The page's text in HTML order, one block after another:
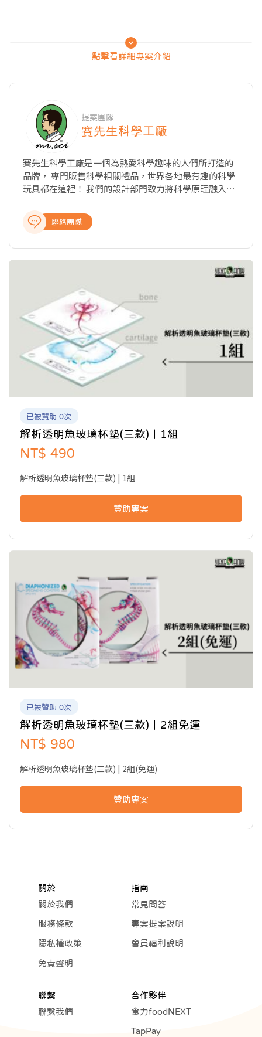
鰩
鰩
包括我們日常生活提及的魔鬼魚及其他鰩科生物，
合計有約560個物種，可分為13個科。
鰩總目跟鯊魚所屬的鯊總目同屬板鰓亞綱，兩者關係密切。
鰩總目物種的特徵在於其扁平的身體，巨大的胸鰭和頭部合而為
而五到六對的鰓裂則位於體部下方。
(來源:wikipedia)
海馬
海馬屬於輻鰭魚綱的魚類，是一種小型海洋動物，身長5-15厘米。
因頭部彎曲與體近直角而得名。
在希臘神話中，海馬被視作為海神的坐騎。
刺尾鯛
刺尾鯛
廣泛分布於除地中海外之熱帶及亞熱帶的海域。
體呈卵圓形或長橢圓形，側扁；尾柄細而有力。
口小，端位，具一列密生的門齒狀之齒或細長的刷毛狀齒。
體被小櫛鱗，有些固生於皮膚，使得表皮粗糙如砂紙，
故中文又名之 「粗皮鯛」；側線完整。
背鰭一枚，連續且基底長；尾鰭凹形、新月形或截形。
尾柄部有一至數枚之硬棘或骨板，有時退化或消失。
(來源:台灣魚類資料庫)
外型、成長過程等，都能透過透明魚標本解密。
色彩豔麗的透明魚標本你也心動了嗎？不仿來體驗這奇幻的奧秘
套組」及充滿奇幻美感的「透明魚標本製作套組」。
簡單上手、科學及美感都爆棚的DIY套組，兩款各有擁護者，
樣欲罷不能的奇妙過程及千變萬化的創作成果。​
注意事項PROJECT
NOTICE
點擊看詳細專案介紹
提案團隊
賽先生科學工厰
賽先生科學工廠是一個為熱愛科學趣味的人們所打造的
品牌， 專門販售科學相關禮品，世界各地最有趣的科學
玩具都在這裡！ 我們的設計部門致力將科學原理融入生
常中思維的邏輯與美感，也期盼引導出台灣創意產業不
同的設計方向。 我們正在打造科學精神的生活態度：求
聯絡團隊
已被贊助 0次
解析透明魚玻璃杯墊(三款)｜1組
NT$ 490
解析透明魚玻璃杯墊(三款) | 1組
贊助專案
已被贊助 0次
解析透明魚玻璃杯墊(三款)｜2組免運
NT$ 980
解析透明魚玻璃杯墊(三款) | 2組(免運)
贊助專案
關於
關於我們
服務條款
隱私權政策
免責聲明
指南
常見問答
專案提案說明
會員福利說明
聯繫
聯繫我們
合作夥伴
食力foodNEXT
TapPay